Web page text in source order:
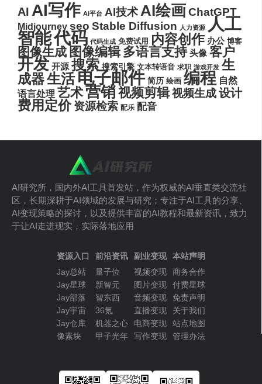
AI AI写作 AI平台 AI技术 AI绘画ChatGPT
Midjourney seo Stable Diffusion 人力资源 人工
智能代码 代码生成 免费试用 内容创作 办公 博客
图像生成 图像编辑 多语言支持 头像 客户
开发 开源 搜索 搜索引擎 文本转语音 求职 游戏开发 生
成器生活电子邮件 简历 绘画 编程 自然
语言处理 艺术营销视频剪辑视频生成设计
费用定价 资源检索 配乐 配音
AI研究所，国内外AI工具首发站，作为权威的AI垂直类交流社
区，长期深耕于AI领域的发展与研究；专注于AI工具的分享、
AI变现策略的探讨，以及提供丰富的AI教程和最新资讯，致力
于让AI走进现实，实际落地应用
资源入口
Jay总站
Jay星球
Jay部落
Jay宇宙
Jay仓库
像素块
前沿资讯
量子位
新智元
智东西
36氪
机器之心
甲子光年
副业变现
视频变现
图片变现
音频变现
直播变现
电商变现
写作变现
本站声明
商务合作
付费星球
免责声明
关于我们
站点地图
管理办法